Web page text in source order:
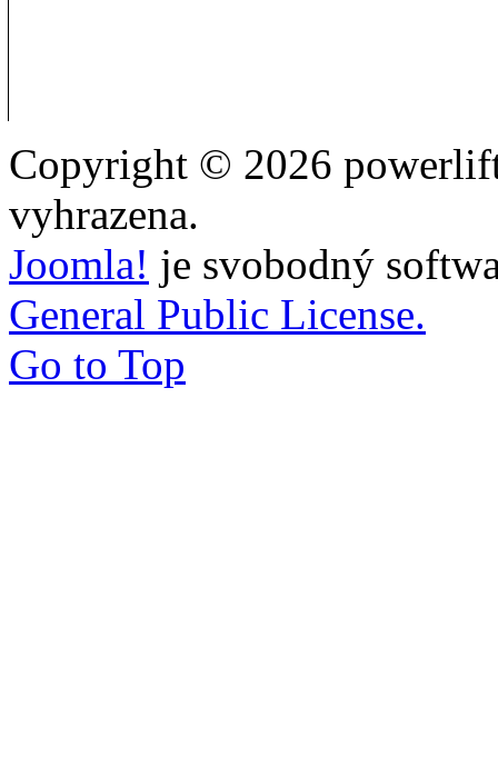
Copyright © 2026
vyhrazena.
Joomla! je svobodný
General Public License.
Go to Top